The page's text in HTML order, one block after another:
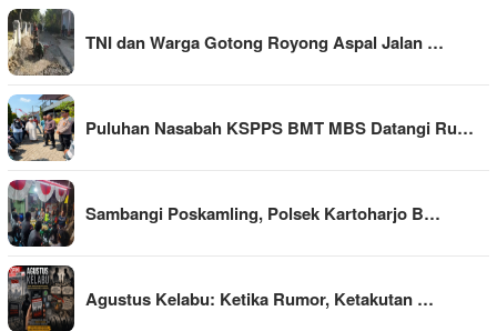
TNI dan Warga Gotong Royong Aspal Jalan …
Puluhan Nasabah KSPPS BMT MBS Datangi Ru…
Sambangi Poskamling, Polsek Kartoharjo B…
Agustus Kelabu: Ketika Rumor, Ketakutan …